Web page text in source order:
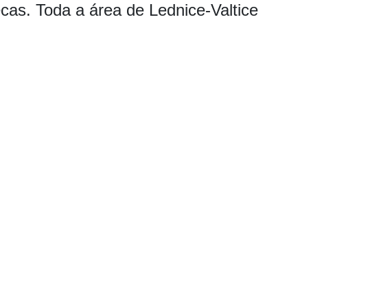
Toda a área de Lednice-Valtice